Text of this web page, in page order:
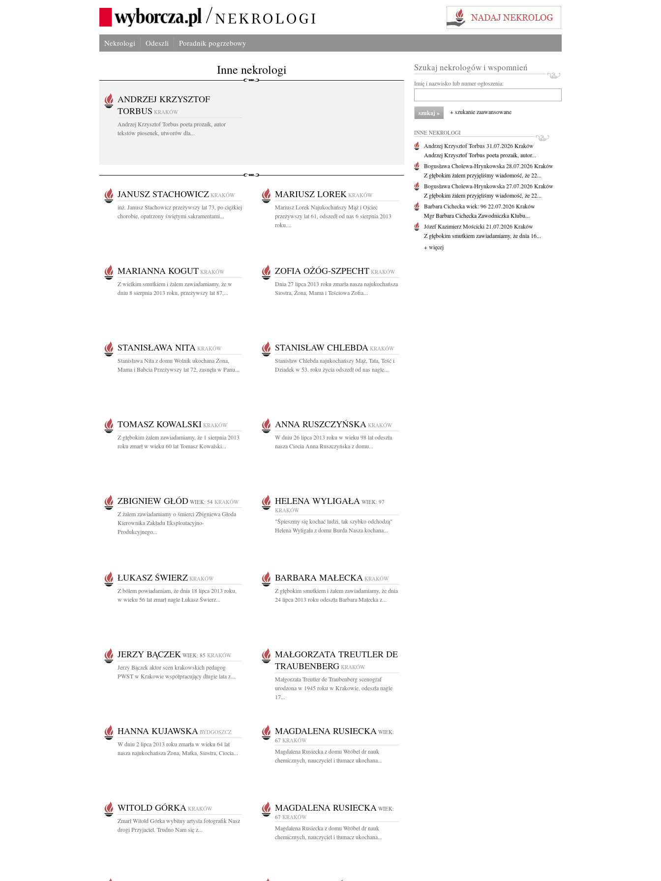
Nekrologi Odeszli Poradnik pogrzebowy
Inne nekrologi
ANDRZEJ KRZYSZTOF
TORBUS KRAKÓW
Andrzej Krzysztof Torbus poeta prozaik, autor
tekstów piosenek, utworów dla...
JANUSZ STACHOWICZ KRAKÓW
inż. Janusz Stachowicz przeżywszy lat 73, po ciężkiej
chorobie, opatrzony świętymi sakramentami...
MARIUSZ LOREK KRAKÓW
Mariusz Lorek Najukochańszy Mąż i Ojciec
przeżywszy lat 61, odszedł od nas 6 sierpnia 2013
roku....
MARIANNA KOGUT KRAKÓW
Z wielkim smutkiem i żalem zawiadamiamy, że w
dniu 8 sierpnia 2013 roku, przeżywszy lat 87,...
ZOFIA OŻÓG-SZPECHT KRAKÓW
Dnia 27 lipca 2013 roku zmarła nasza najukochańsza
Siostra, Żona, Mama i Teściowa Zofia...
STANISŁAWA NITA KRAKÓW
Stanisława Nita z domu Wolnik ukochana Żona,
Mama i Babcia Przeżywszy lat 72, zasnęła w Panu...
STANISŁAW CHLEBDA KRAKÓW
Stanisław Chlebda najukochańszy Mąż, Tata, Teść i
Dziadek w 53. roku życia odszedł od nas nagle...
TOMASZ KOWALSKI KRAKÓW
Z głębokim żalem zawiadamiamy, że 1 sierpnia 2013
roku zmarł w wieku 60 lat Tomasz Kowalski...
ANNA RUSZCZYŃSKA KRAKÓW
W dniu 26 lipca 2013 roku w wieku 98 lat odeszła
nasza Ciocia Anna Ruszczyńska z domu...
ZBIGNIEW GŁÓD WIEK: 54 KRAKÓW
Z żalem zawiadamiamy o śmierci Zbigniewa Głoda
Kierownika Zakładu Eksploatacyjno-
Produkcyjnego...
HELENA WYLIGAŁA WIEK: 97
KRAKÓW
"Śpieszmy się kochać ludzi, tak szybko odchodzą"
Helena Wyligała z domu Burda Nasza kochana...
ŁUKASZ ŚWIERZ KRAKÓW
Z bólem powiadamiam, że dnia 18 lipca 2013 roku,
w wieku 56 lat zmarł nagle Łukasz Świerz...
BARBARA MAŁECKA KRAKÓW
Z głębokim smutkiem i żalem zawiadamiamy, że dnia
24 lipca 2013 roku odeszła Barbara Małecka z...
JERZY BĄCZEK WIEK: 85 KRAKÓW
Jerzy Bączek aktor scen krakowskich pedagog
PWST w Krakowie współpracujący długie lata z...
MAŁGORZATA TREUTLER DE
TRAUBENBERG KRAKÓW
Małgorzata Treutler de Traubenberg scenograf
urodzona w 1945 roku w Krakowie, odeszła nagle
17...
HANNA KUJAWSKA BYDGOSZCZ
W dniu 2 lipca 2013 roku zmarła w wieku 64 lat
nasza najukochańsza Żona, Matka, Siostra, Ciocia...
MAGDALENA RUSIECKA WIEK:
67 KRAKÓW
Magdalena Rusiecka z domu Wróbel dr nauk
chemicznych, nauczyciel i tłumacz ukochana...
WITOLD GÓRKA KRAKÓW
Zmarł Witold Górka wybitny artysta fotografik Nasz
drogi Przyjaciel. Trudno Nam się z...
MAGDALENA RUSIECKA WIEK:
67 KRAKÓW
Magdalena Rusiecka z domu Wróbel dr nauk
chemicznych, nauczyciel i tłumacz ukochana...
Szukaj nekrologów i wspomnień
Imię i nazwisko lub numer ogłoszenia:
+ szukanie zaawansowane
INNE NEKROLOGI
Andrzej Krzysztof Torbus31.07.2026Kraków
Andrzej Krzysztof Torbus poeta prozaik, autor...
Bogusława Cholewa-Hrynkowska28.07.2026Kraków
Z głębokim żalem przyjęliśmy wiadomość, że 22...
Bogusława Cholewa-Hrynkowska27.07.2026Kraków
Z głębokim żalem przyjęliśmy wiadomość, że 22...
Barbara Cicheckawiek: 9622.07.2026Kraków
Mgr Barbara Cichecka Zawodniczka Klubu...
Józef Kazimierz Mościcki21.07.2026Kraków
Z głębokim smutkiem zawiadamiamy, że dnia 16...
+ więcej